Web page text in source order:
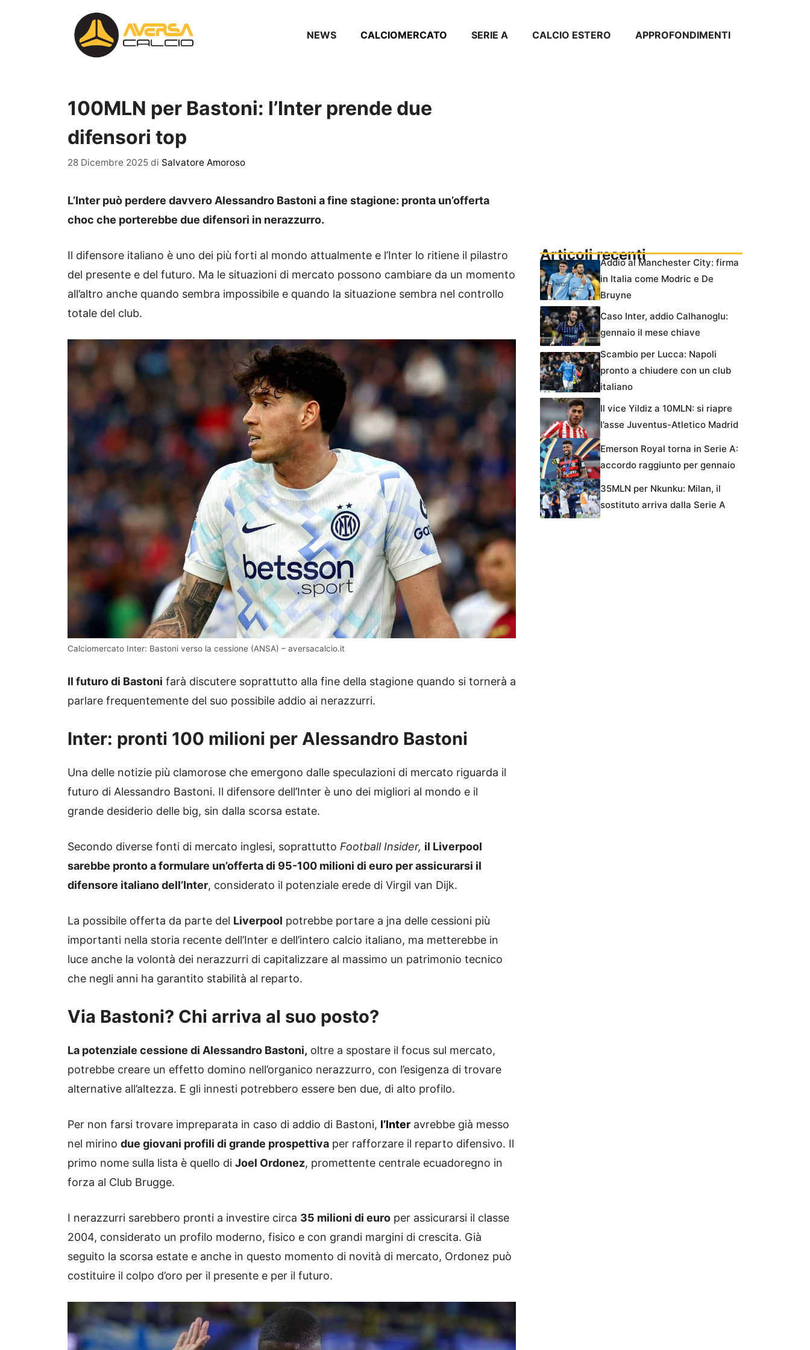
NEWS CALCIOMERCATO SERIE A CALCIO ESTERO APPROFONDIMENTI
100MLN per Bastoni: l’Inter prende due
difensori top
28 Dicembre 2025 di Salvatore Amoroso
L’Inter può perdere davvero Alessandro Bastoni a fine stagione: pronta un’offerta
choc che porterebbe due difensori in nerazzurro.
Il difensore italiano è uno dei più forti al mondo attualmente e l’Inter lo ritiene il pilastro
del presente e del futuro. Ma le situazioni di mercato possono cambiare da un momento
all’altro anche quando sembra impossibile e quando la situazione sembra nel controllo
totale del club.
Calciomercato Inter: Bastoni verso la cessione (ANSA) – aversacalcio.it
Il futuro di Bastoni farà discutere soprattutto alla fine della stagione quando si tornerà a
parlare frequentemente del suo possibile addio ai nerazzurri.
Inter: pronti 100 milioni per Alessandro Bastoni
Una delle notizie più clamorose che emergono dalle speculazioni di mercato riguarda il
futuro di Alessandro Bastoni. Il difensore dell’Inter è uno dei migliori al mondo e il
grande desiderio delle big, sin dalla scorsa estate.
Secondo diverse fonti di mercato inglesi, soprattutto Football Insider, il Liverpool
sarebbe pronto a formulare un’offerta di 95-100 milioni di euro per assicurarsi il
difensore italiano dell’Inter, considerato il potenziale erede di Virgil van Dijk.
La possibile offerta da parte del Liverpool potrebbe portare a jna delle cessioni più
importanti nella storia recente dell’Inter e dell’intero calcio italiano, ma metterebbe in
luce anche la volontà dei nerazzurri di capitalizzare al massimo un patrimonio tecnico
che negli anni ha garantito stabilità al reparto.
Via Bastoni? Chi arriva al suo posto?
La potenziale cessione di Alessandro Bastoni, oltre a spostare il focus sul mercato,
potrebbe creare un effetto domino nell’organico nerazzurro, con l’esigenza di trovare
alternative all’altezza. E gli innesti potrebbero essere ben due, di alto profilo.
Per non farsi trovare impreparata in caso di addio di Bastoni, l’Inter avrebbe già messo
nel mirino due giovani profili di grande prospettiva per rafforzare il reparto difensivo. Il
primo nome sulla lista è quello di Joel Ordonez, promettente centrale ecuadoregno in
forza al Club Brugge.
I nerazzurri sarebbero pronti a investire circa 35 milioni di euro per assicurarsi il classe
2004, considerato un profilo moderno, fisico e con grandi margini di crescita. Già
seguito la scorsa estate e anche in questo momento di novità di mercato, Ordonez può
costituire il colpo d’oro per il presente e per il futuro.
Articoli recentiAddio al Manchester City: firma
in Italia come Modric e De
Bruyne
Caso Inter, addio Calhanoglu:
gennaio il mese chiave
Scambio per Lucca: Napoli
pronto a chiudere con un club
italiano
Il vice Yildiz a 10MLN: si riapre
l’asse Juventus-Atletico Madrid
Emerson Royal torna in Serie A:
accordo raggiunto per gennaio
35MLN per Nkunku: Milan, il
sostituto arriva dalla Serie A